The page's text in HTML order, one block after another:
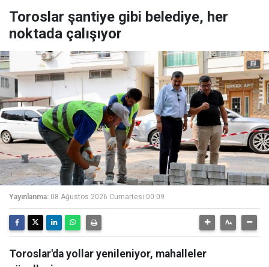
Toroslar şantiye gibi belediye, her
noktada çalışıyor
Yayınlanma: 08 Ağustos 2026 Cumartesi 00:09
Toroslar'da yollar yenileniyor, mahalleler